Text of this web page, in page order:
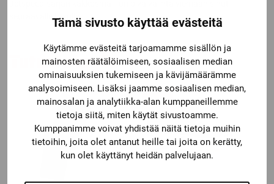
Tämä sivusto käyttää evästeitä
Käytämme evästeitä tarjoamamme sisällön ja
mainosten räätälöimiseen, sosiaalisen median
ominaisuuksien tukemiseen ja kävijämäärämme
analysoimiseen. Lisäksi jaamme sosiaalisen median,
mainosalan ja analytiikka-alan kumppaneillemme
tietoja siitä, miten käytät sivustoamme.
Kumppanimme voivat yhdistää näitä tietoja muihin
tietoihin, joita olet antanut heille tai joita on kerätty,
kun olet käyttänyt heidän palvelujaan.
seuraavalle tasolle.
Tutustu myös
Ale!